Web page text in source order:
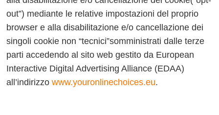
out”) mediante le relative impostazioni del proprio
browser e alla disabilitazione e/o cancellazione dei
singoli cookie non “tecnici”somministrati dalle terze
parti accedendo al sito web gestito da European
Interactive Digital Advertising Alliance (EDAA)
all’indirizzowww.youronlinechoices.eu.